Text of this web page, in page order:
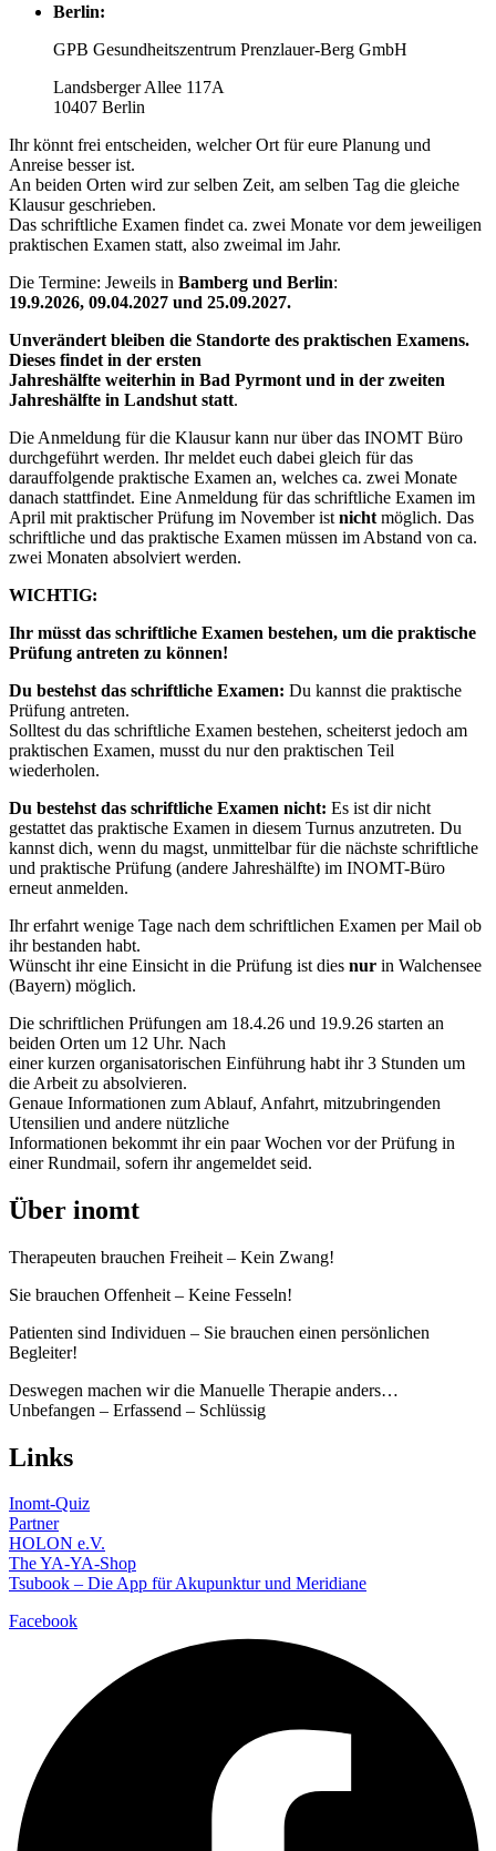
Berlin:
GPB Gesundheits­zentrum Prenzlauer-Berg GmbH
Landsberger Allee 117A
10407 Berlin
Ihr könnt frei entscheiden, welcher Ort für eure Planung und
Anreise besser ist.
An beiden Orten wird zur selben Zeit, am selben Tag die gleiche
Klausur geschrieben.
Das schriftliche Examen findet ca. zwei Monate vor dem jeweiligen
praktischen Examen statt, also zweimal im Jahr.
Die Termine: Jeweils in Bamberg und Berlin:
19.9.2026, 09.04.2027 und 25.09.2027.
Unverändert bleiben die Standorte des praktischen Examens.
Dieses findet in der ersten
Jahreshälfte weiterhin in Bad Pyrmont und in der zweiten
Jahreshälfte in Landshut statt.
Die Anmeldung für die Klausur kann nur über das INOMT Büro
durchgeführt werden. Ihr meldet euch dabei gleich für das
darauffolgende praktische Examen an, welches ca. zwei Monate
danach stattfindet. Eine Anmeldung für das schriftliche Examen im
April mit praktischer Prüfung im November ist nicht möglich. Das
schriftliche und das praktische Examen müssen im Abstand von ca.
zwei Monaten absolviert werden.
WICHTIG:
Ihr müsst das schriftliche Examen bestehen, um die praktische
Prüfung antreten zu können!
Du bestehst das schriftliche Examen: Du kannst die praktische
Prüfung antreten.
Solltest du das schriftliche Examen bestehen, scheiterst jedoch am
praktischen Examen, musst du nur den praktischen Teil
wiederholen.
Du bestehst das schriftliche Examen nicht: Es ist dir nicht
gestattet das praktische Examen in diesem Turnus anzutreten. Du
kannst dich, wenn du magst, unmittelbar für die nächste schriftliche
und praktische Prüfung (andere Jahreshälfte) im INOMT-Büro
erneut anmelden.
Ihr erfahrt wenige Tage nach dem schriftlichen Examen per Mail ob
ihr bestanden habt.
Wünscht ihr eine Einsicht in die Prüfung ist dies nur in Walchensee
(Bayern) möglich.
Die schriftlichen Prüfungen am 18.4.26 und 19.9.26 starten an
beiden Orten um 12 Uhr. Nach
einer kurzen organisatorischen Einführung habt ihr 3 Stunden um
die Arbeit zu absolvieren.
Genaue Informationen zum Ablauf, Anfahrt, mitzubringenden
Utensilien und andere nützliche
Informationen bekommt ihr ein paar Wochen vor der Prüfung in
einer Rundmail, sofern ihr angemeldet seid.
Über inomt
Therapeuten brauchen Freiheit – Kein Zwang!
Sie brauchen Offenheit – Keine Fesseln!
Patienten sind Individuen – Sie brauchen einen persönlichen
Begleiter!
Deswegen machen wir die Manuelle Therapie anders…
Unbefangen – Erfassend – Schlüssig
Links
Inomt-Quiz
Partner
HOLON e.V.
The YA-YA-Shop
Tsubook – Die App für Akupunktur und Meridiane
Facebook